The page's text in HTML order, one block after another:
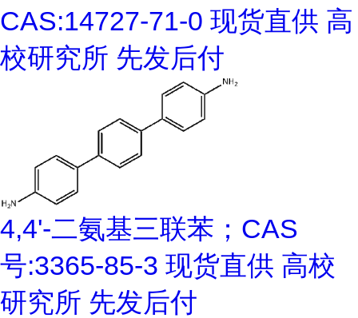
CAS:14727-71-0 现货直供 高
校研究所 先发后付
4,4'-二氨基三联苯；CAS
号:3365-85-3 现货直供 高校
研究所 先发后付